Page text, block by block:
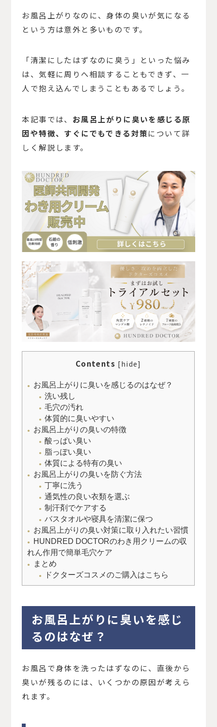
お風呂上がりなのに、身体の臭いが気になる
という方は意外と多いものです。
「清潔にしたはずなのに臭う」といった悩み
は、気軽に周りへ相談することもできず、一
人で抱え込んでしまうこともあるでしょう。
本記事では、 お風呂上がりに臭いを感じる原
因や特徴、すぐにでもできる対策について詳
しく解説します。
Contents [hide]
お風呂上がりに臭いを感じるのはなぜ？
洗い残し
毛穴の汚れ
体質的に臭いやすい
お風呂上がりの臭いの特徴
酸っぱい臭い
脂っぽい臭い
体質による特有の臭い
お風呂上がりの臭いを防ぐ方法
丁寧に洗う
通気性の良い衣類を選ぶ
制汗剤でケアする
バスタオルや寝具を清潔に保つ
お風呂上がりの臭い対策に取り入れたい習慣
HUNDRED DOCTORのわき用クリームの収
れん作用で簡単毛穴ケア
まとめ
ドクターズコスメのご購入はこちら
お風呂上がりに臭いを感じ
るのはなぜ？
お風呂で身体を洗ったはずなのに、直後から
臭いが残るのには、いくつかの原因が考えら
れます。